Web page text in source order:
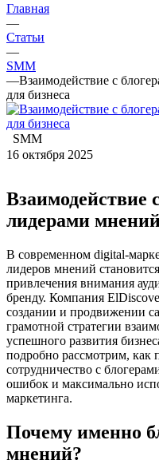
Главная
—
Статьи
—
SMM
—Взаимодействие с
для бизнеса
SMM
16 октября 2025
Взаимодействие
лидерами
В современном digital-
лидеров мнений
привлечения внимания
бренду. Компания
создании и продвижении
грамотной стратегии
успешного развития
подробно рассмотрим, как
сотрудничество с
ошибок и максимально
маркетинга.
Почему именно
мнений?